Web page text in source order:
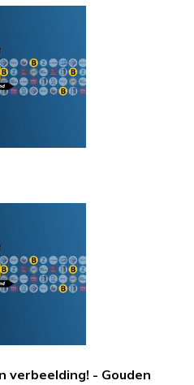
verbeelding! - Gouden